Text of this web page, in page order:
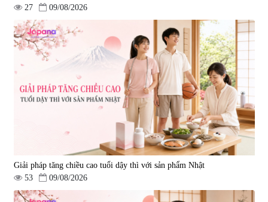
27
09/08/2026
Giải pháp tăng chiều cao tuổi dậy thì với sản phẩm Nhật
53
09/08/2026